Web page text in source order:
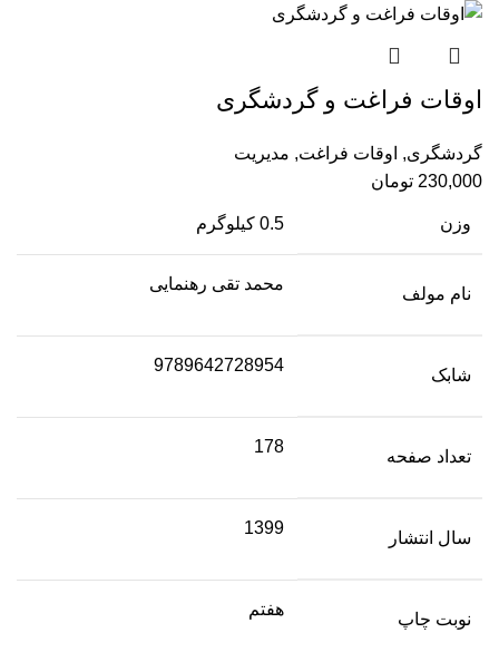
اوقات فراغت و گردشگری
گردشگری, اوقات فراغت, مدیریت
230,000 تومان
وزن 0.5 کیلوگرم
نام مولف
محمد تقی رهنمایی
شابک
9789642728954
تعداد صفحه
178
سال انتشار
1399
نوبت چاپ
هفتم